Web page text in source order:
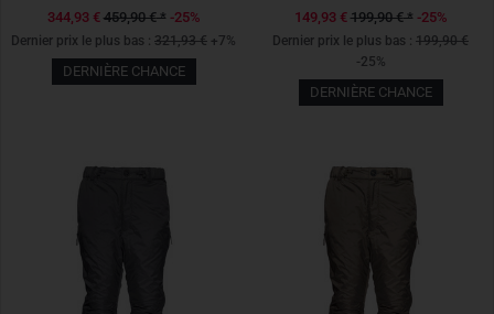
344,93 € 459,90 €* -25%
Dernier prix le plus bas : 321,93 € +7%
DERNIÈRE CHANCE
149,93 € 199,90 €* -25%
Dernier prix le plus bas : 199,90 €
-25%
DERNIÈRE CHANCE